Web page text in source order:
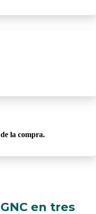
la compra.
en tres